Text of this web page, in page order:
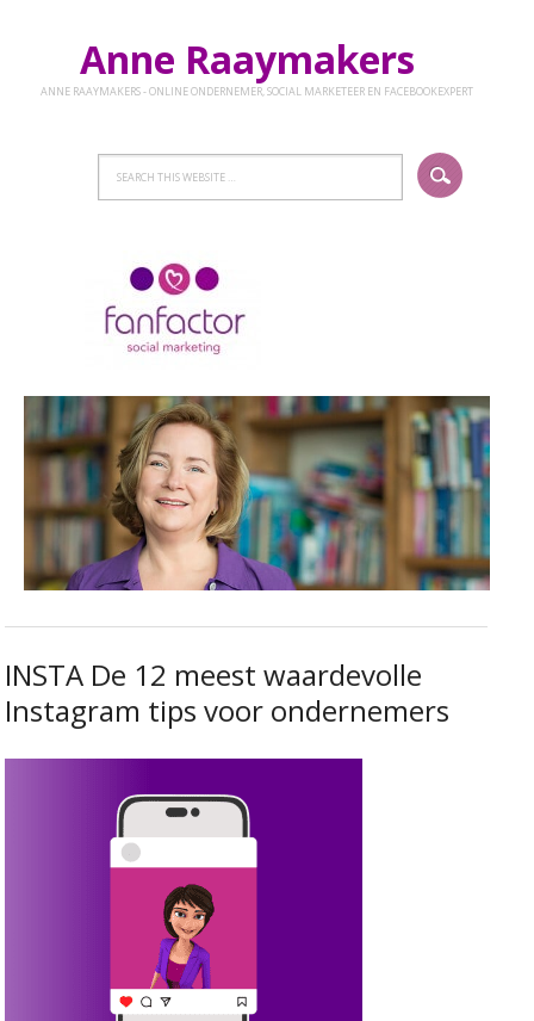
Anne Raaymakers
ANNE RAAYMAKERS - ONLINE ONDERNEMER, SOCIAL MARKETEER EN FACEBOOKEXPERT
INSTA De 12 meest waardevolle
Instagram tips voor ondernemers